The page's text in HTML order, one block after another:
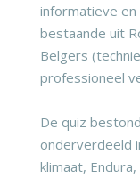
informatieve
bestaande uit
Belgers
professioneel
De quiz
onderverdeeld
klimaat,